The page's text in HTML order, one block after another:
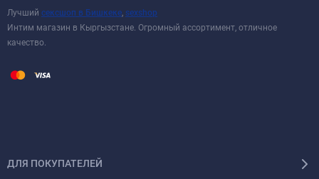
Лучший сексшоп в Бишкеке sexshop
Интим магазин в Кыргызстане. Огромный ассортимент, отличное
качество.
ДЛЯ ПОКУПАТЕЛЕЙ